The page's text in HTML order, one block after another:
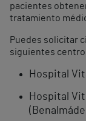
pacientes
tratamiento
Puedes solicitar
siguientes
Hospital
Hospital